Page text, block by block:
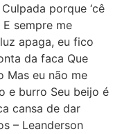
porque ‘cê
sempre me
apaga, eu fico
da faca Que
Mas eu não me
e burro Seu beijo é
cansa de dar
– Leanderson